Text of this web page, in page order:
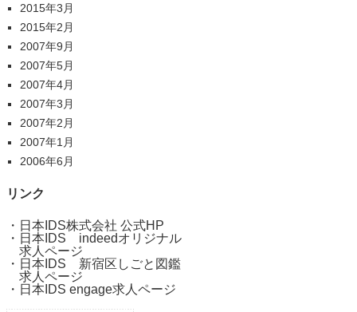
2015年3月
2015年2月
2007年9月
2007年5月
2007年4月
2007年3月
2007年2月
2007年1月
2006年6月
リンク
・ 日本IDS株式会社 公式HP
・ 日本IDS indeedオリジナル
求人ページ
・ 日本IDS 新宿区しごと図鑑
求人ページ
・ 日本IDS engage求人ページ